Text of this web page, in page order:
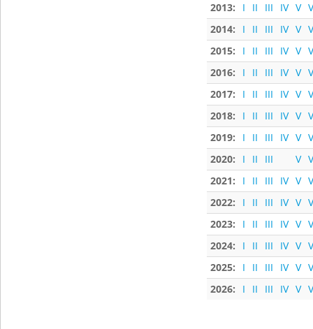
2013:
I II III IV V
2014:
I II III IV V
2015:
I II III IV V
2016:
I II III IV V
2017:
I II III IV V
2018:
I II III IV V
2019:
I II III IV V
2020:
I II III V
2021:
I II III IV V
2022:
I II III IV V
2023:
I II III IV V
2024:
I II III IV V
2025:
I II III IV V
2026:
I II III IV V